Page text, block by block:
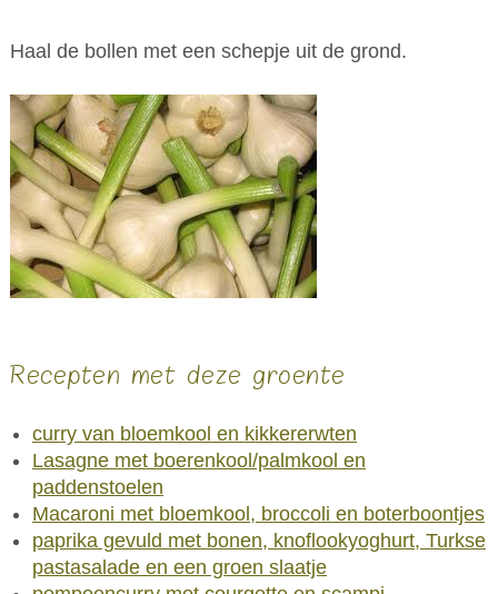
Haal de bollen met een schepje uit de grond.
Recepten met deze groente
curry van bloemkool en kikkererwten
Lasagne met boerenkool/palmkool en
paddenstoelen
Macaroni met bloemkool, broccoli en boterboontjes
paprika gevuld met bonen, knoflookyoghurt, Turkse
pastasalade en een groen slaatje